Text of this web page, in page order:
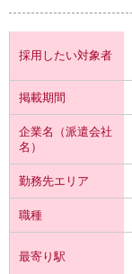
採用したい対象者
掲載期間
企業名（派遣会社
名）
勤務先エリア
職種
最寄り駅